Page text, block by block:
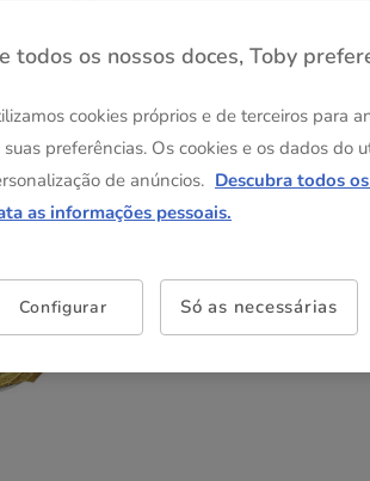
Maçã e Tomilho
Ver descrição
Peso:400 g
170 g
Sem Stock
(12.88€ / kg)
todos os nossos doces, Toby
cookies próprios e de terceiros para
suas preferências. Os cookies e os dados do
de anúncios. Descubra todos
as informações pessoais.
Configurar Só as necessárias